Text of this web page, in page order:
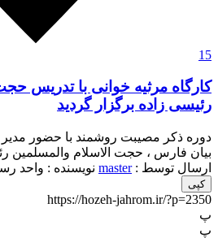
15
کارگاه مرثیه خوانی با تدریس
رئیسی زاده برگزار گردید
دوره ذکر مصیبت روشمند با حضور
بیان فارس ، حجت الاسلام والمسلمین
ارسال توسط :master نویسنده : واحد
کپی
https://hozeh-jahrom.ir/?p=2350
پ
پ